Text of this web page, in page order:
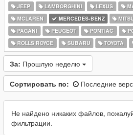
JEEP
LAMBORGHINI LEXUS
MCLAREN
MERCEDES-BENZ
PAGANI
PEUGEOT PONTIAC
ROLLS ROYCE
SUBARU TOYOTA
За: Прошлую неделю
Сортировать по: Последние
Не найдено никаких файлов,
фильтрации.